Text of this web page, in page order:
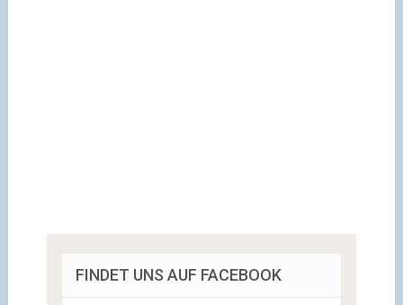
FINDET UNS AUF FACEBOOK